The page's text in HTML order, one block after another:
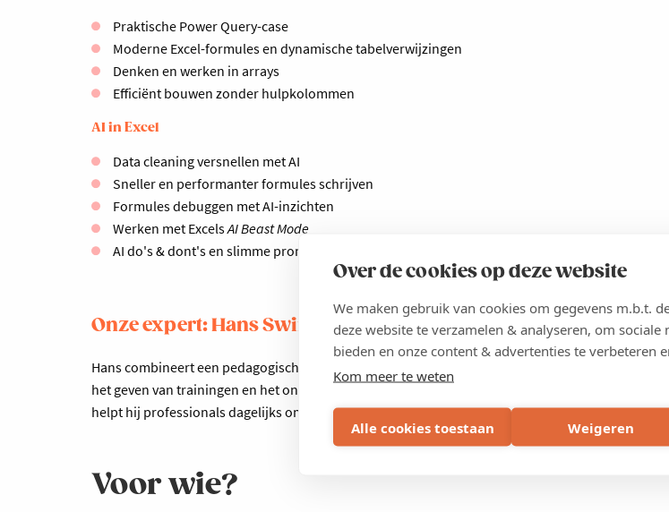
Over de cookies op deze website
We maken gebruik van cookies om gegevens m.b.t.
deze website te verzamelen & analyseren, om
bieden en onze content & advertenties te verbeteren
Kom meer te weten
Alle cookies toestaan Weigeren
Praktische Power Query-case
Moderne Excel-formules en dynamische tabelverwijzingen
Denken en werken in arrays
Efficiënt bouwen zonder hulpkolommen
AI in Excel
Data cleaning versnellen met AI
Sneller en performanter formules schrijven
Formules debuggen met AI-inzichten
Werken met ExcelsAI Beast Mode
AI do's & dont's en slimme prompts
Onze expert: Hans Swinnen (iNative)
Hans combineert een pedagogische achtergrond met een sterke passie voor ICT. Met meer dan
het geven van trainingen en het ontwikkelen van maatwerktrajecten rond data analyse in Excel
helpt hij professionals dagelijks om hun vaardigheden naar een hoger niveau te tillen.
Voor wie?